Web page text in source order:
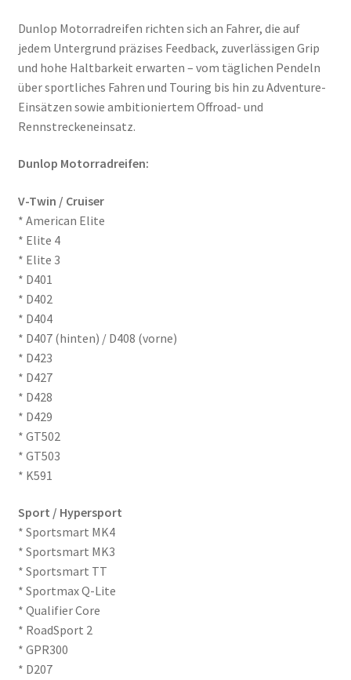
Continental
Dunlop
Heidenau
Maxxis
Metzeler
Mitas
Pirelli
Reifentests
Kontakt
Dunlop Motorradreifen richten sich an Fahrer, die auf
jedem Untergrund präzises Feedback, zuverlässigen Grip
und hohe Haltbarkeit erwarten – vom täglichen Pendeln
über sportliches Fahren und Touring bis hin zu Adventure-
Einsätzen sowie ambitioniertem Offroad- und
Rennstreckeneinsatz.
Dunlop Motorradreifen:
V-Twin / Cruiser
* American Elite
* Elite 4
* Elite 3
* D401
* D402
* D404
* D407 (hinten) / D408 (vorne)
* D423
* D427
* D428
* D429
* GT502
* GT503
* K591
Sport / Hypersport
* Sportsmart MK4
* Sportsmart MK3
* Sportsmart TT
* Sportmax Q-Lite
* Qualifier Core
* RoadSport 2
* GPR300
* D207